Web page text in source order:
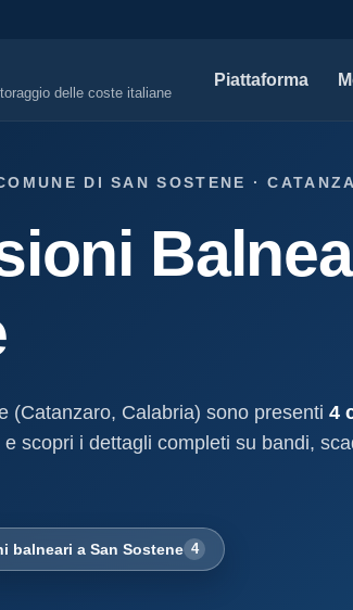
delle coste italiane
Piattaforma
verifica concessioni e
sintetico della concessione
marittima
marittima
ed evolutivo della
Soluzioni per
Modello D1
DI SAN SOSTENE ·
(Catanzaro, Calabria) sono presenti 4
scopri i dettagli completi su bandi,
balneari a San Sostene 4